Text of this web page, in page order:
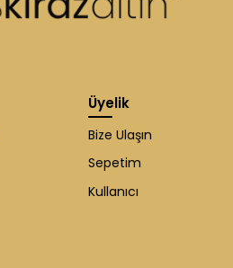
Üyelik
Bize Ulaşın
Sepetim
Kullanıcı